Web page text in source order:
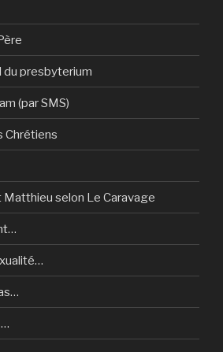
du presbyterium
(par SMS)
Chrétiens
Matthieu selon Le Caravage